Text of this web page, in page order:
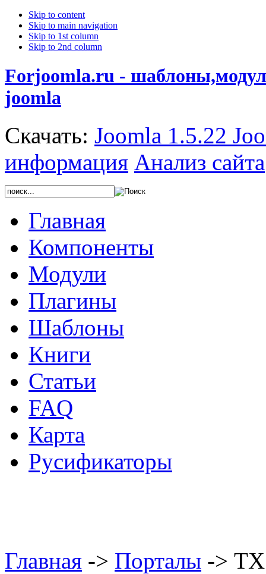
Skip to content
Skip to main navigation
Skip to 1st column
Skip to 2nd column
Forjoomla.ru -
joomla
Скачать: Joomla 1.5.22
информация Анализ сайта
Главная
Компоненты
Модули
Плагины
Шаблоны
Книги
Статьи
FAQ
Карта
Русификаторы
Главная -> Порталы ->